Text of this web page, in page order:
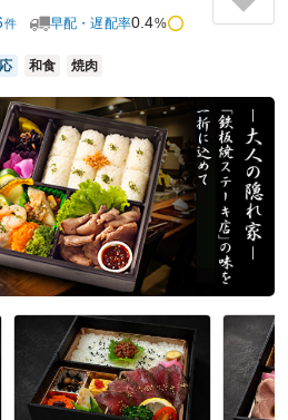
2026/05/22
っと見る
件 早配・遅配率0.4%
和食 焼肉